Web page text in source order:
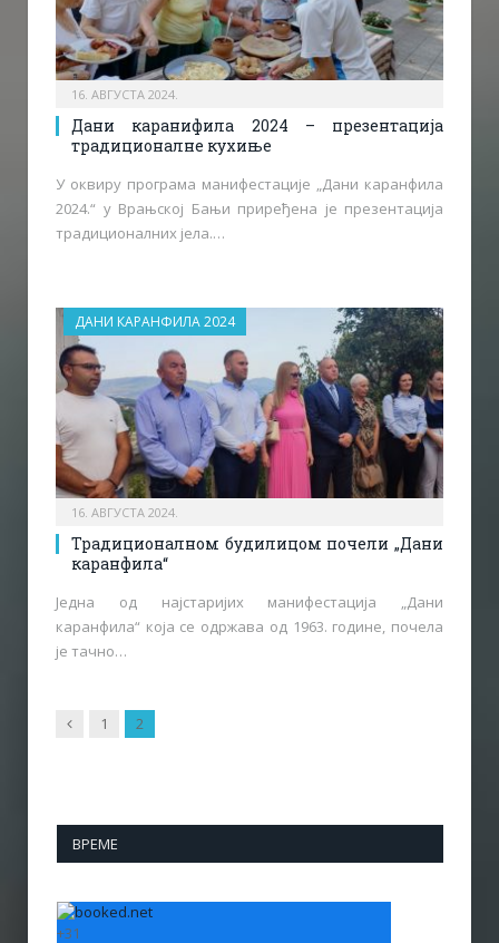
16. АВГУСТА 2024.
Дани каранифила 2024 – презентација
традиционалне кухиње
У оквиру програма манифестације „Дани каранфила
2024.“ у Врањској Бањи приређена је презентација
традиционалних јела.…
ДАНИ КАРАНФИЛА 2024
16. АВГУСТА 2024.
Традиционалном будилицом почели „Дани
каранфила“
Једна од најстаријих манифестација „Дани
каранфила“ која се одржава од 1963. године, почела
је тачно…
Previous
1 2
ВРЕМЕ
+31